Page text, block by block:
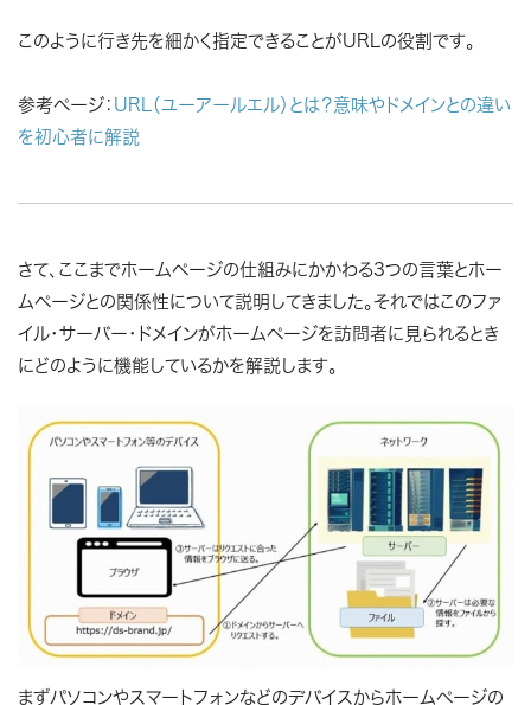
このように行き先を細かく指定できることがURLの役割です。
参考ページ： URL（ユーアールエル）とは？意味やドメインとの違い
を初心者に解説
さて、ここまでホームページの仕組みにかかわる3つの言葉とホー
ムページとの関係性について説明してきました。それではこのファ
イル・サーバー・ドメインがホームページを訪問者に見られるとき
にどのように機能しているかを解説します。
まずパソコンやスマートフォンなどのデバイスからホームページの